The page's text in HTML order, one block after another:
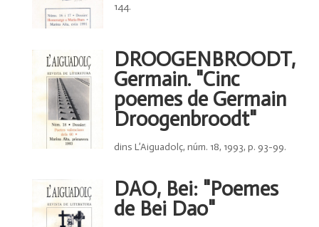
144.
DROOGENBROODT,
Germain. "Cinc
poemes de Germain
Droogenbroodt"
dins L’Aiguadolç, núm. 18, 1993, p. 93-99.
DAO, Bei: "Poemes
de Bei Dao"